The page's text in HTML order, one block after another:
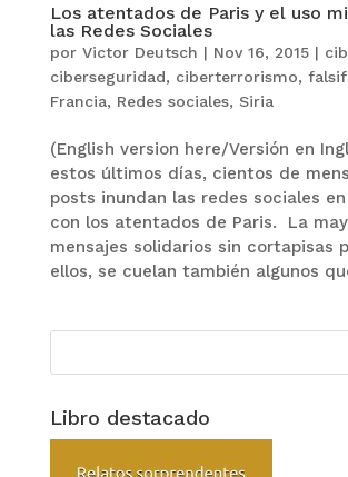
Los atentados de Paris y el uso
las Redes Sociales
por Victor Deutsch | Nov 16, 2015|
ciberseguridad, ciberterrorismo,
Francia, Redes sociales, Siria
(English version here/Versión en
estos últimos días, cientos de
posts inundan las redes sociales
con los atentados de Paris. La
mensajes solidarios sin cortapisas
ellos, se cuelan también algunos
Libro destacado